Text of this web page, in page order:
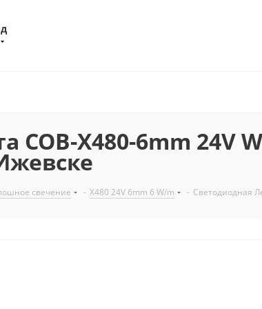
X480-6mm 24V
свечение - X480 24V 6mm 6 W/m - Светодиодная